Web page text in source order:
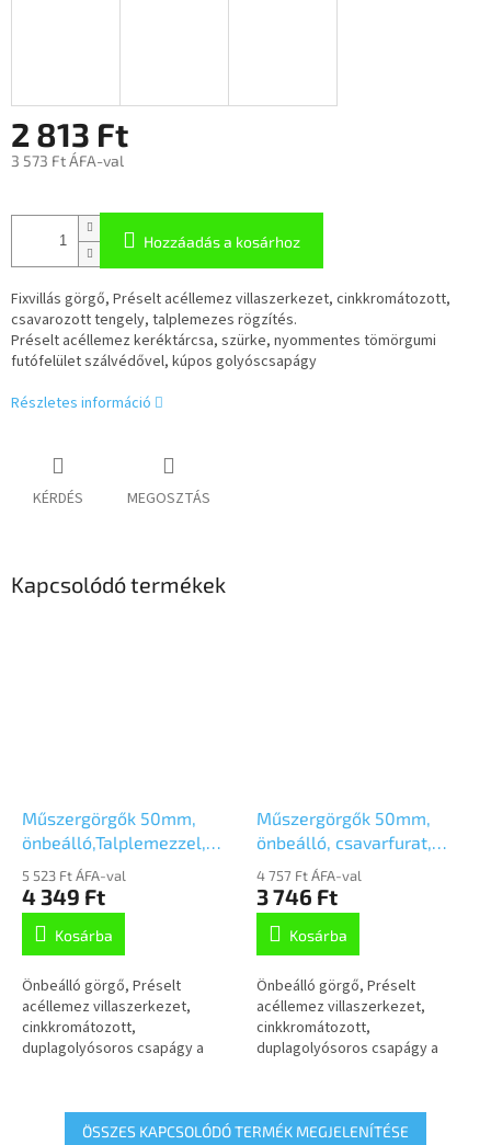
2 813 Ft
3 573 Ft ÁFA-val
Hozzáadás a kosárhoz
Fixvillás görgő, Préselt acéllemez villaszerkezet, cinkkromátozott,
csavarozott tengely, talplemezes rögzítés.
Préselt acéllemez keréktárcsa, szürke, nyommentes tömörgumi
futófelület szálvédővel, kúpos golyóscsapágy
Részletes információ
KÉRDÉS MEGOSZTÁS
Kapcsolódó termékek
Műszergörgők 50mm,
önbeálló,Talplemezzel,
2470DIK050P40
5 523 Ft ÁFA-val
4 349 Ft
Kosárba
Önbeálló görgő, Préselt
acéllemez villaszerkezet,
cinkkromátozott,
duplagolyósoros csapágy a
acéllemez keréktárcsa,...
Műszergörgők 50mm,
önbeálló, csavarfurat,
2470DIK050P30-11
4 757 Ft ÁFA-val
3 746 Ft
Kosárba
Önbeálló görgő, Préselt
acéllemez villaszerkezet,
cinkkromátozott,
duplagolyósoros csapágy a
keréktárcsa, szürke,...
ÖSSZES KAPCSOLÓDÓ TERMÉK MEGJELENÍTÉSE